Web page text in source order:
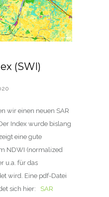
(SWI)
wir einen neuen SAR
Index wurde bislang
eine gute
NDWI (normalized
u.a. für das
wird. Eine pdf-Datei
sich hier: SAR